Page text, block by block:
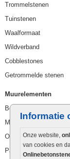
Informatie
Onze website,
van cookies en
Trommelstenen
Tuinstenen
Waalformaat
Wildverband
Cobblestones
Getrommelde stenen
Muurelementen
Betonbielzen
Muurstenen
Opsluitbanden
Palissaden